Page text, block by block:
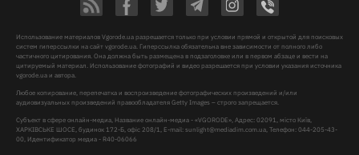
Использование материалов Vgorode.ua разрешается только при условии прямой и открытой для поисковых
систем гиперссылки на сайт vgorode.ua. Гиперссылка обязательна вне зависимости от полного либо
частичного цитирования. Она должна быть размещена в подзаголовке или в первом абзаце и вести на
цитируемый материал. Использование фотографий и видео разрешается при условии указания источника
vgorode.ua и автора.
Любое копирование, перепечатка и воспроизведение фотографических произведений и/или
аудиовизуальных произведений правообладателя Getty Images – строго запрещается.
Субъект в сфере онлайн-медиа, Название онлайн-медиа - «VGORODE», Адрес: 02091, місто Київ,
ХАРКІВСЬКЕ ШОСЕ, будинок 172-Б, офіс 208/1, E-mail:sunlight@mediadim.com.ua, Телефон: 044-205-43-
00, Идентификатор медиа - R40-06066